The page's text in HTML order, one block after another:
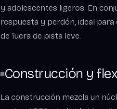
y adolescentes ligeros. En
respuesta y perdón, ideal
de fuera de pista leve.
Construcción y flex
La construcción mezcla un